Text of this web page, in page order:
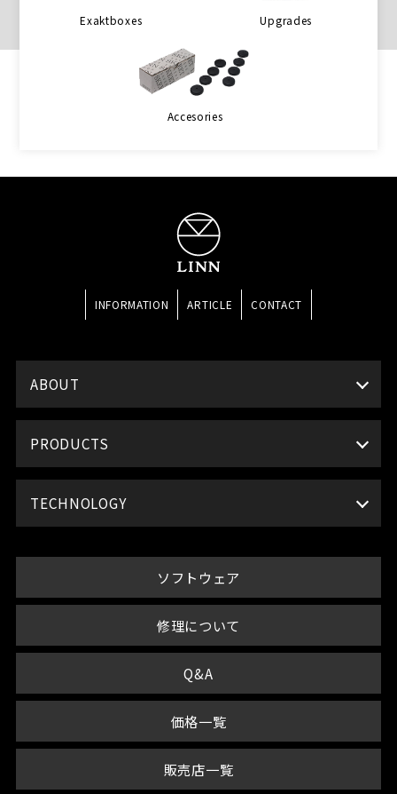
Exaktboxes Upgrades
Accesories
INFORMATION ARTICLE CONTACT
ABOUT
PRODUCTS
TECHNOLOGY
ソフトウェア
修理について
Q&A
価格一覧
販売店一覧